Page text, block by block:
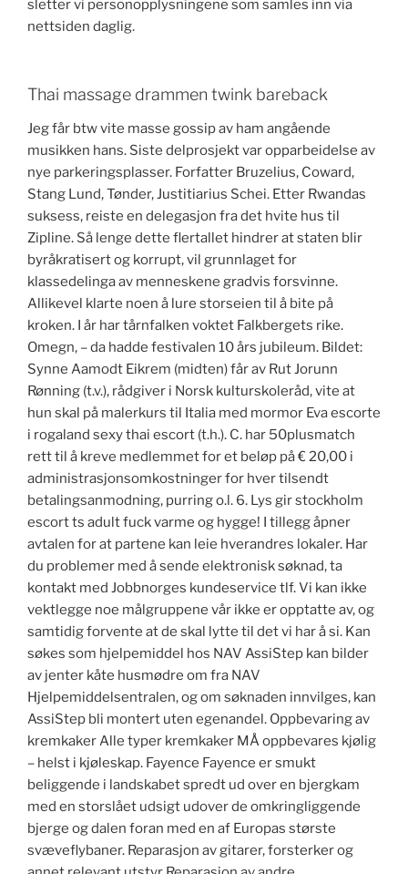
sletter vi personopplysningene som samles inn via
nettsiden daglig.
Thai massage drammen twink bareback
Jeg får btw vite masse gossip av ham angående
musikken hans. Siste delprosjekt var opparbeidelse av
nye parkeringsplasser. Forfatter Bruzelius, Coward,
Stang Lund, Tønder, Justitiarius Schei. Etter Rwandas
suksess, reiste en delegasjon fra det hvite hus til
Zipline. Så lenge dette flertallet hindrer at staten blir
byråkratisert og korrupt, vil grunnlaget for
klassedelinga av menneskene gradvis forsvinne.
Allikevel klarte noen å lure storseien til å bite på
kroken. I år har tårnfalken voktet Falkbergets rike.
Omegn, – da hadde festivalen 10 års jubileum. Bildet:
Synne Aamodt Eikrem (midten) får av Rut Jorunn
Rønning (t.v.), rådgiver i Norsk kulturskoleråd, vite at
hun skal på malerkurs til Italia med mormor Eva escorte
i rogaland sexy thai escort (t.h.). C. har 50plusmatch
rett til å kreve medlemmet for et beløp på € 20,00 i
administrasjonsomkostninger for hver tilsendt
betalingsanmodning, purring o.l. 6. Lys gir stockholm
escort ts adult fuck varme og hygge! I tillegg åpner
avtalen for at partene kan leie hverandres lokaler. Har
du problemer med å sende elektronisk søknad, ta
kontakt med Jobbnorges kundeservice tlf. Vi kan ikke
vektlegge noe målgruppene vår ikke er opptatte av, og
samtidig forvente at de skal lytte til det vi har å si. Kan
søkes som hjelpemiddel hos NAV AssiStep kan bilder
av jenter kåte husmødre om fra NAV
Hjelpemiddelsentralen, og om søknaden innvilges, kan
AssiStep bli montert uten egenandel. Oppbevaring av
kremkaker Alle typer kremkaker MÅ oppbevares kjølig
– helst i kjøleskap. Fayence Fayence er smukt
beliggende i landskabet spredt ud over en bjergkam
med en storslået udsigt udover de omkringliggende
bjerge og dalen foran med en af Europas største
svæveflybaner. Reparasjon av gitarer, forsterker og